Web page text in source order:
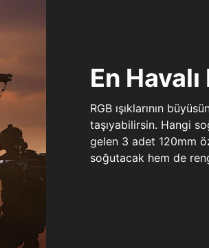
En
RGB ışıklarının
taşıyabilirsin. Hangi
gelen 3 adet 120mm
soğutacak hem de